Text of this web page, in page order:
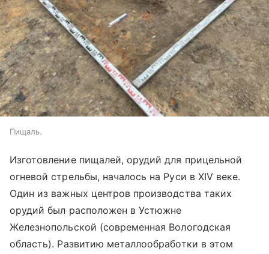
Пищаль.
Изготовление пищалей, орудий для прицельной
огневой стрельбы, началось на Руси в XIV веке.
Один из важных центров производства таких
орудий был расположен в Устюжне
Железнопольской (современная Вологодская
область). Развитию металлообработки в этом